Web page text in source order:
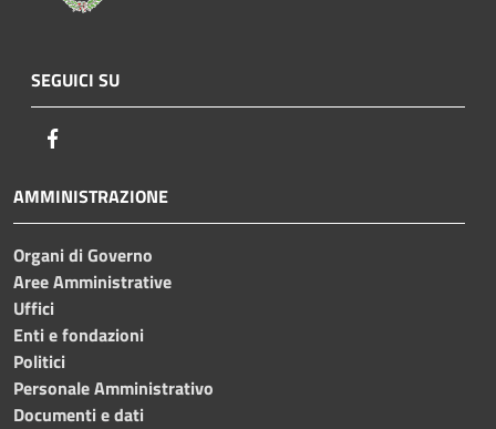
SEGUICI SU
AMMINISTRAZIONE
Organi di Governo
Aree Amministrative
Uffici
Enti e fondazioni
Politici
Personale Amministrativo
Documenti e dati